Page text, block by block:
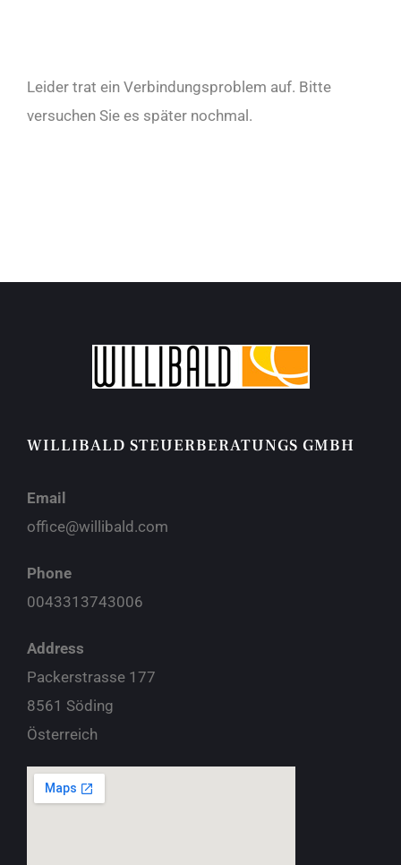
Leider trat ein Verbindungsproblem auf. Bitte
versuchen Sie es später nochmal.
WILLIBALD STEUERBERATUNGS GMBH
Email
office@willibald.com
Phone
0043313743006
Address
Packerstrasse 177
8561 Söding
Österreich